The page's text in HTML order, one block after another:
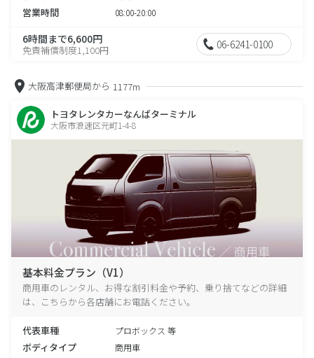
営業時間 08:00-20:00
6時間まで6,600円
免責補償制度1,100円 06-6241-0100
大阪高津郵便局から 1177m
トヨタレンタカーなんばターミナル
大阪市浪速区元町1-4-8
基本料金プラン（V1）
商用車のレンタル、お得な割引料金や予約、乗り捨てなどの詳細
は、こちらから各店舗にお電話ください。
代表車種 プロボックス 等
ボディタイプ 商用車